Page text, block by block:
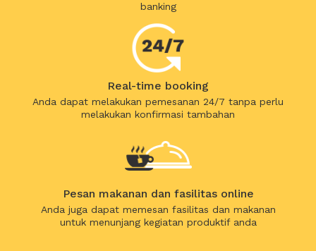
banking
Real-time booking
Anda dapat melakukan pemesanan 24/7 tanpa perlu
melakukan konfirmasi tambahan
Pesan makanan dan fasilitas online
Anda juga dapat memesan fasilitas dan makanan
untuk menunjang kegiatan produktif anda